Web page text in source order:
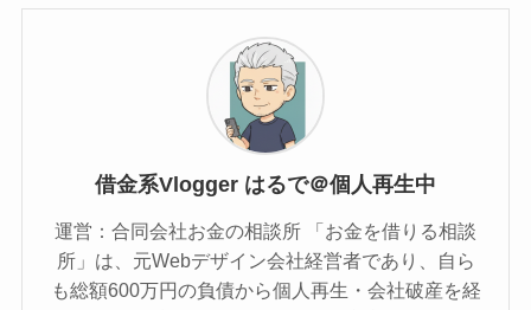
借金系Vlogger はるで＠個人再生中
運営：合同会社お金の相談所 「お金を借りる相談
所」は、元Webデザイン会社経営者であり、自ら
も総額600万円の負債から個人再生・会社破産を経